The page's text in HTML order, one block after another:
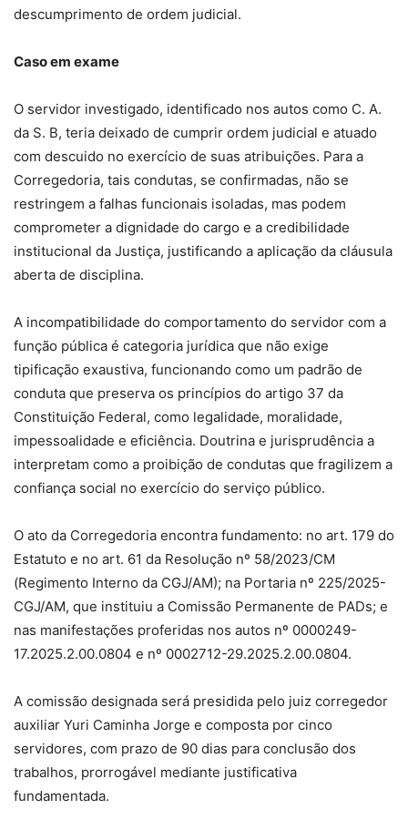
descumprimento de ordem judicial.
Caso em exame
O servidor investigado, identificado nos autos como C. A.
da S. B, teria deixado de cumprir ordem judicial e atuado
com descuido no exercício de suas atribuições. Para a
Corregedoria, tais condutas, se confirmadas, não se
restringem a falhas funcionais isoladas, mas podem
comprometer a dignidade do cargo e a credibilidade
institucional da Justiça, justificando a aplicação da cláusula
aberta de disciplina.
A incompatibilidade do comportamento do servidor com a
função pública é categoria jurídica que não exige
tipificação exaustiva, funcionando como um padrão de
conduta que preserva os princípios do artigo 37 da
Constituição Federal, como legalidade, moralidade,
impessoalidade e eficiência. Doutrina e jurisprudência a
interpretam como a proibição de condutas que fragilizem a
confiança social no exercício do serviço público.
O ato da Corregedoria encontra fundamento: no art. 179 do
Estatuto e no art. 61 da Resolução nº 58/2023/CM
(Regimento Interno da CGJ/AM); na Portaria nº 225/2025-
CGJ/AM, que instituiu a Comissão Permanente de PADs; e
nas manifestações proferidas nos autos nº 0000249-
17.2025.2.00.0804 e nº 0002712-29.2025.2.00.0804.
A comissão designada será presidida pelo juiz corregedor
auxiliar Yuri Caminha Jorge e composta por cinco
servidores, com prazo de 90 dias para conclusão dos
trabalhos, prorrogável mediante justificativa
fundamentada.